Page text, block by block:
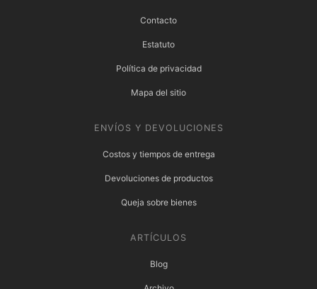
Contacto
Estatuto
Política de privacidad
Mapa del sitio
ENVÍOS Y DEVOLUCIONES
Costos y tiempos de entrega
Devoluciones de productos
Queja sobre bienes
ARTÍCULOS
Blog